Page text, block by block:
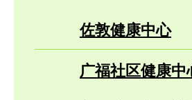
佐敦健康中心
广福社区健康中